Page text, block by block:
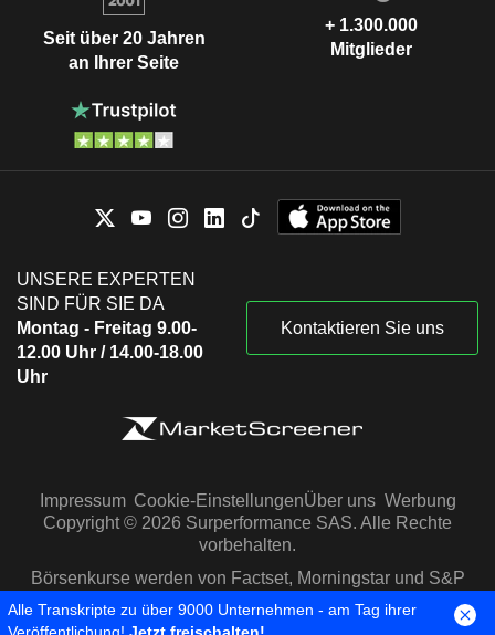
Seit über 20 Jahren
an Ihrer Seite
+ 1.300.000
Mitglieder
UNSERE EXPERTEN
SIND FÜR SIE DA
Montag - Freitag 9.00-
12.00 Uhr / 14.00-18.00
Uhr
Kontaktieren Sie uns
Impressum Cookie-EinstellungenÜber uns Werbung
Copyright © 2026 Surperformance SAS. Alle Rechte
vorbehalten.
Börsenkurse werden von Factset, Morningstar und S&P
Capital IQ zur Verfügung gestellt
Alle Transkripte zu über 9000 Unternehmen - am Tag ihrer